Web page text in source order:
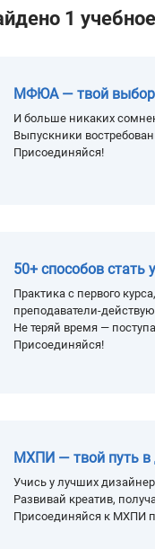
1
МФЮА — твой выбор
И больше никаких
Выпускники
Присоединяйся!
50+ способов
Практика с первого курса,
преподаватели-
Не теряй время —
Присоединяйся!
МХПИ — твой путь в
Учись у лучших
Развивай креатив,
Присоединяйся к МХПИ